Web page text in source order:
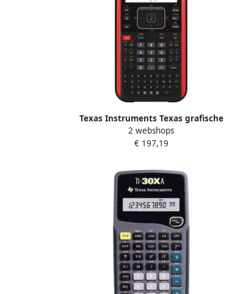
Texas Instruments Texas grafische
rekenmachine TI-Nspire CX II-T CAS
2 webshops
€ 197,19